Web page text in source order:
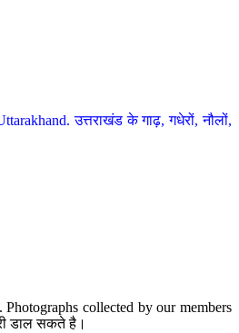
उत्तराखंड के गाढ़, गधेरों, नौलों,
collected by our members
डाल सकते है।